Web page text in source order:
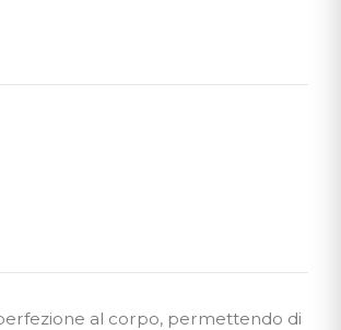
al corpo, permettendo di